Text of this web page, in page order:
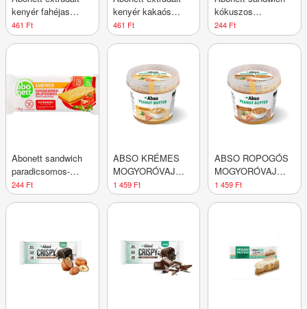
kenyér fahéjas
gluténmentes 100 g
461 Ft
kenyér kakaós
gluténmentes 100 g
461 Ft
kókuszos
gluténmentes 26 g
244 Ft
Abonett sandwich
paradicsomos-
zöldfűszeres
gluténmentes 26 g
244 Ft
ABSO KRÉMES
MOGYORÓVAJ
350G
1 459 Ft
ABSO ROPOGÓS
MOGYORÓVAJ
350G
1 459 Ft